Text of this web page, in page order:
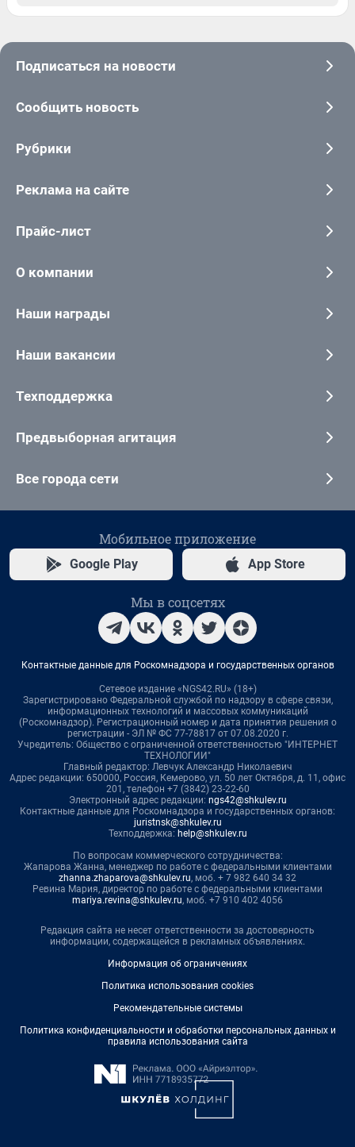
Подписаться на новости
Сообщить новость
Рубрики
Реклама на сайте
Прайс-лист
О компании
Наши награды
Наши вакансии
Техподдержка
Предвыборная агитация
Все города сети
Мобильное приложение
Google Play App Store
Мы в соцсетях
Контактные данные для Роскомнадзора и государственных органов
Сетевое издание «NGS42.RU» (18+)
Зарегистрировано Федеральной службой по надзору в сфере связи,
информационных технологий и массовых коммуникаций
(Роскомнадзор). Регистрационный номер и дата принятия решения о
регистрации - ЭЛ № ФС 77-78817 от 07.08.2020 г.
Учредитель: Общество с ограниченной ответственностью "ИНТЕРНЕТ
ТЕХНОЛОГИИ"
Главный редактор: Левчук Александр Николаевич
Адрес редакции: 650000, Россия, Кемерово, ул. 50 лет Октября, д. 11, офис
201, телефон +7 (3842) 23-22-60
Электронный адрес редакции: ngs42@shkulev.ru
Контактные данные для Роскомнадзора и государственных органов:
juristnsk@shkulev.ru
Техподдержка: help@shkulev.ru
По вопросам коммерческого сотрудничества:
Жапарова Жанна, менеджер по работе с федеральными клиентами
zhanna.zhaparova@shkulev.ru, моб. + 7 982 640 34 32
Ревина Мария, директор по работе с федеральными клиентами
mariya.revina@shkulev.ru, моб. +7 910 402 4056
Редакция сайта не несет ответственности за достоверность
информации, содержащейся в рекламных объявлениях.
Информация об ограничениях
Политика использования cookies
Рекомендательные системы
Политика конфиденциальности и обработки персональных данных и
правила использования сайта